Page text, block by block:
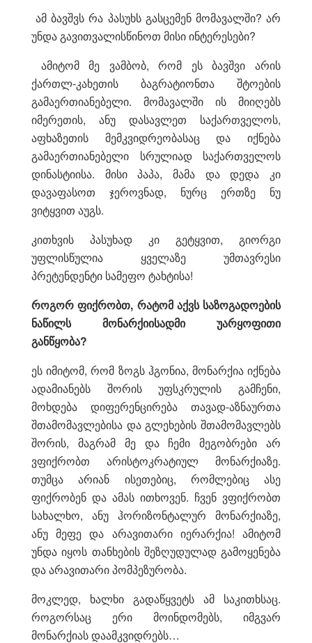
ამ ბავშვს რა პასუხს გასცემენ მომავალში? არ
უნდა გავითვალისწინოთ მისი ინტერესები?
ამიტომ მე ვამბობ, რომ ეს ბავშვი არის
ქართლ-კახეთის ბაგრატიონთა შტოების
გამაერთიანებელი. მომავალში ის მიიღებს
იმერეთის, ანუ დასავლეთ საქართველოს,
აფხაზეთის მემკვიდრეობასაც და იქნება
გამაერთიანებელი სრულიად საქართველოს
დინასტიისა. მისი პაპა, მამა და დედა კი
დავაფასოთ ჯეროვნად, ნურც ერთზე ნუ
ვიტყვით აუგს.
კითხვის პასუხად კი გეტყვით, გიორგი
უფლისწულია ყველაზე უმთავრესი
პრეტენდენტი სამეფო ტახტისა!
როგორ ფიქრობთ, რატომ აქვს საზოგადოების
ნაწილს მონარქიისადმი უარყოფითი
განწყობა?
ეს იმიტომ, რომ ზოგს ჰგონია, მონარქია იქნება
ადამიანებს შორის უფსკრულის გამჩენი,
მოხდება დიფერენცირება თავად-აზნაურთა
შთამომავლებისა და გლეხების შთამომავლებს
შორის, მაგრამ მე და ჩემი მეგობრები არ
ვფიქრობთ არისტოკრატიულ მონარქიაზე.
თუმცა არიან ისეთებიც, რომლებიც ასე
ფიქრობენ და ამას ითხოვენ. ჩვენ ვფიქრობთ
სახალხო, ანუ ჰორიზონტალურ მონარქიაზე,
ანუ მეფე და არავითარი იერარქია! ამიტომ
უნდა იყოს თანხების შეზღუდულად გამოყენება
და არავითარი პომპეზურობა.
მოკლედ, ხალხი გადაწყვეტს ამ საკითხსაც.
როგორსაც ერი მოინდომებს, იმგვარ
მონარქიას დაამკვიდრებს…